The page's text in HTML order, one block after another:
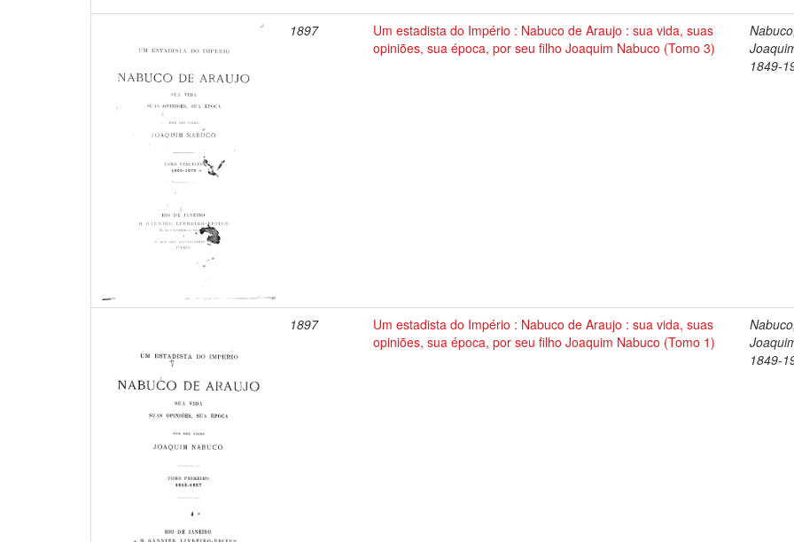
1897
Um estadista do Império : Nabuco de Araujo : sua vida, suas
opiniões, sua época, por seu filho Joaquim Nabuco (Tomo 3)
Nabuco,
1849-
1897
Um estadista do Império : Nabuco de Araujo : sua vida, suas
opiniões, sua época, por seu filho Joaquim Nabuco (Tomo 1)
Nabuco,
1849-